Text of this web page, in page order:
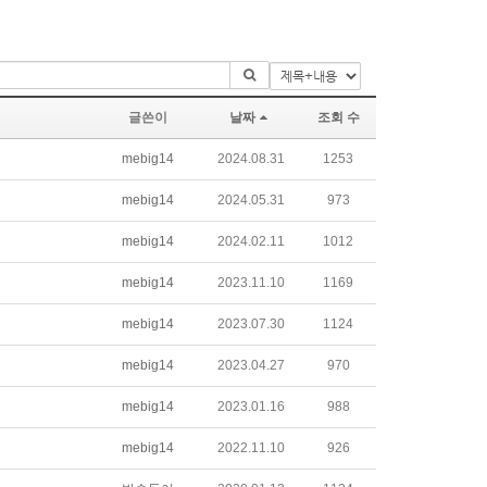
글쓴이 날짜 조회 수
mebig14 2024.08.31 1253
mebig14 2024.05.31 973
mebig14 2024.02.11 1012
mebig14 2023.11.10 1169
mebig14 2023.07.30 1124
mebig14 2023.04.27 970
mebig14 2023.01.16 988
mebig14 2022.11.10 926